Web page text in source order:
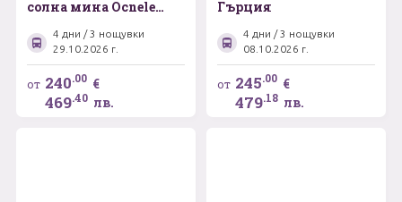
солна мина Ocnele
комплекс Астра -
замъка Корвин
4 дни / 3 нощувки
29.10.2026 г.
от 240.00 €
469.40 лв.
Гърция
4 дни / 3 нощувки
08.10.2026 г.
от 245.00 €
479.18 лв.